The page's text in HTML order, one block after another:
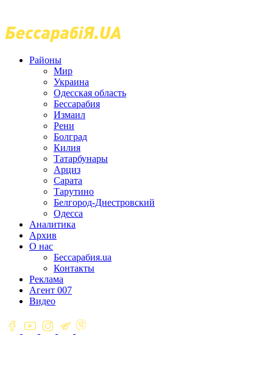
Районы
Мир
Украина
Одесская область
Бессарабия
Измаил
Рени
Болград
Килия
Татарбунары
Арциз
Сарата
Тарутино
Белгород-Днестровский
Одесса
Аналитика
Архив
О нас
Бессарабия.ua
Контакты
Реклама
Агент 007
Видео